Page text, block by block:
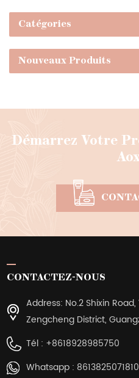
Catégories
Nouveaux Produits
Démarrez Votre
CONTACTEZ-NOUS
Address: No.2 Shixin
Zengcheng District,
Tél : +8618928985750
Whatsapp : 8613825071810